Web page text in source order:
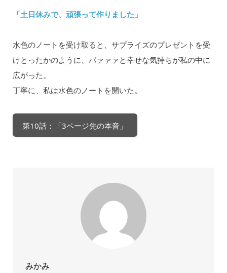
「土日休みで、頑張って作りました」
水色のノートを受け取ると、サプライズのプレゼントを受
けとったかのように、パァァァと幸せな気持ちが私の中に
広がった。
丁寧に、私は水色のノートを開いた。
第10話：「3ページ先の本音」
みかみ